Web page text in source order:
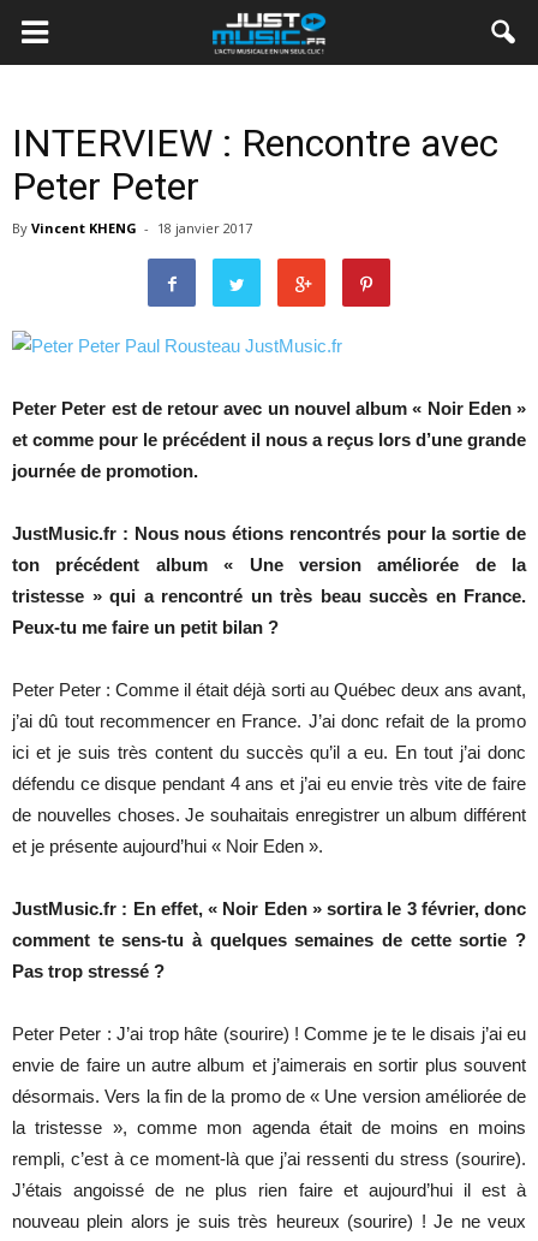
INTERVIEW : Rencontre avec
Peter Peter
By Vincent KHENG - 18 janvier 2017
Peter Peter est de retour avec un nouvel album « Noir Eden »
et comme pour le précédent il nous a reçus lors d’une grande
journée de promotion.
JustMusic.fr : Nous nous étions rencontrés pour la sortie de
ton précédent album « Une version améliorée de la
tristesse » qui a rencontré un très beau succès en France.
Peux-tu me faire un petit bilan ?
Peter Peter : Comme il était déjà sorti au Québec deux ans avant,
j’ai dû tout recommencer en France. J’ai donc refait de la promo
ici et je suis très content du succès qu’il a eu. En tout j’ai donc
défendu ce disque pendant 4 ans et j’ai eu envie très vite de faire
de nouvelles choses. Je souhaitais enregistrer un album différent
et je présente aujourd’hui « Noir Eden ».
JustMusic.fr : En effet, « Noir Eden » sortira le 3 février, donc
comment te sens-tu à quelques semaines de cette sortie ?
Pas trop stressé ?
Peter Peter : J’ai trop hâte (sourire) ! Comme je te le disais j’ai eu
envie de faire un autre album et j’aimerais en sortir plus souvent
désormais. Vers la fin de la promo de « Une version améliorée de
la tristesse », comme mon agenda était de moins en moins
rempli, c’est à ce moment-là que j’ai ressenti du stress (sourire).
J’étais angoissé de ne plus rien faire et aujourd’hui il est à
nouveau plein alors je suis très heureux (sourire) ! Je ne veux